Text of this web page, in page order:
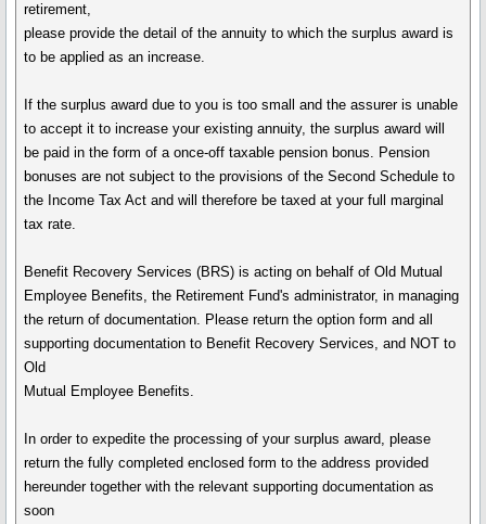
retirement,
please provide the detail of the annuity to which the surplus award is
to be applied as an increase.
If the surplus award due to you is too small and the assurer is unable
to accept it to increase your existing annuity, the surplus award will
be paid in the form of a once-off taxable pension bonus. Pension
bonuses are not subject to the provisions of the Second Schedule to
the Income Tax Act and will therefore be taxed at your full marginal
tax rate.
Benefit Recovery Services (BRS) is acting on behalf of Old Mutual
Employee Benefits, the Retirement Fund's administrator, in managing
the return of documentation. Please return the option form and all
supporting documentation to Benefit Recovery Services, and NOT to
Old
Mutual Employee Benefits.
In order to expedite the processing of your surplus award, please
return the fully completed enclosed form to the address provided
hereunder together with the relevant supporting documentation as
soon